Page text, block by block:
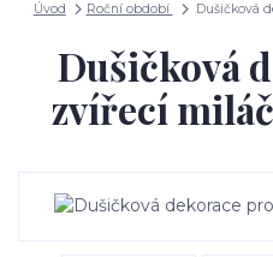
Úvod Roční období Dušičková
Dušičková
zvířecí